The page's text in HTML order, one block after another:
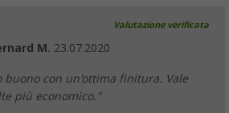
Valutazione verificata
M. 23.07.2020
buono con un'ottima finitura. Vale
più economico."